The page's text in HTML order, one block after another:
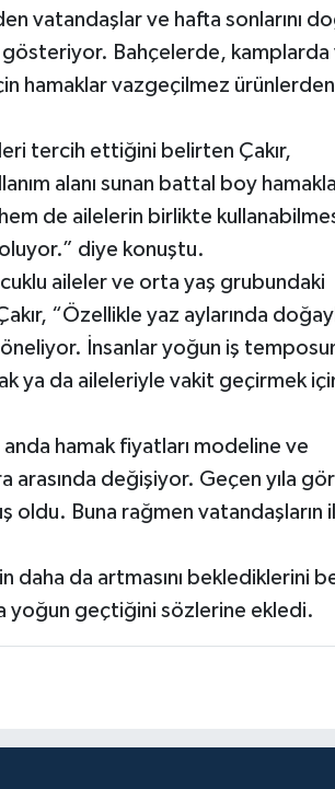
vatandaşlar ve hafta sonlarını
Bahçelerde, kamplarda
hamaklar vazgeçilmez
tercih ettiğini belirten Çakır,
alanı sunan battal boy
de ailelerin birlikte
diye konuştu.
aileler ve orta yaş grubundaki
“Özellikle yaz aylarında
İnsanlar yoğun iş
ya da aileleriyle vakit geçirmek
anda hamak fiyatları modeline ve
arasında değişiyor. Geçen yıla
oldu. Buna rağmen vatandaşların
daha da artmasını beklediklerini
yoğun geçtiğini sözlerine ekledi.